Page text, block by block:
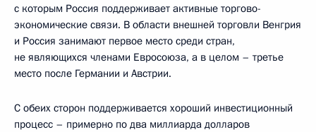
с которым Россия поддерживает активные торгово-
экономические связи. В области внешней торговли Венгрия
и Россия занимают первое место среди стран,
не являющихся членами Евросоюза, а в целом – третье
место после Германии и Австрии.
С обеих сторон поддерживается хороший инвестиционный
процесс – примерно по два миллиарда долларов